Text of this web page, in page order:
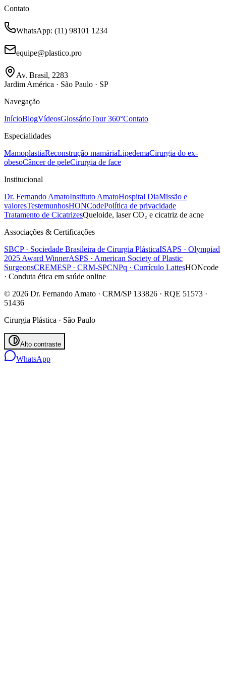
Contato
WhatsApp: (11) 98101 1234
equipe@plastico.pro
Av. Brasil, 2283
Jardim América · São Paulo · SP
Navegação
InícioBlogVídeosGlossárioTour 360°Contato
Especialidades
MamoplastiaReconstrução mamáriaLipedemaCirurgia do ex-
obesoCâncer de peleCirurgia de face
Institucional
Dr. Fernando AmatoInstituto AmatoHospital DiaMissão e
valoresTestemunhosHONCodePolítica de privacidade
Tratamento de CicatrizesQueloide, laser CO₂ e cicatriz de acne
Associações & Certificações
SBCP · Sociedade Brasileira de Cirurgia PlásticaISAPS · Olympiad
2025 Award WinnerASPS · American Society of Plastic
SurgeonsCREMESP · CRM-SPCNPq · Currículo LattesHONcode
· Conduta ética em saúde online
© 2026 Dr. Fernando Amato · CRM/SP 133826 · RQE 51573 ·
51436
Cirurgia Plástica · São Paulo
Alto contraste
WhatsApp